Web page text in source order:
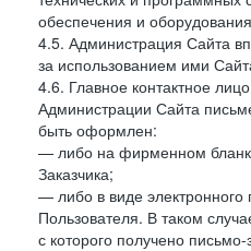
обеспечения и
4.5. Администрация Сайта
за использованием ими
4.6. Главное контактное
Администрации Сайта
быть оформлен:
— либо на фирменном
Заказчика;
— либо в виде электронного
Пользователя. В таком
с которого получено письмо-